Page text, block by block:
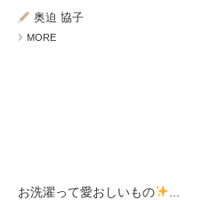
奥迫 協子
MORE
お洗濯って愛おしいもの